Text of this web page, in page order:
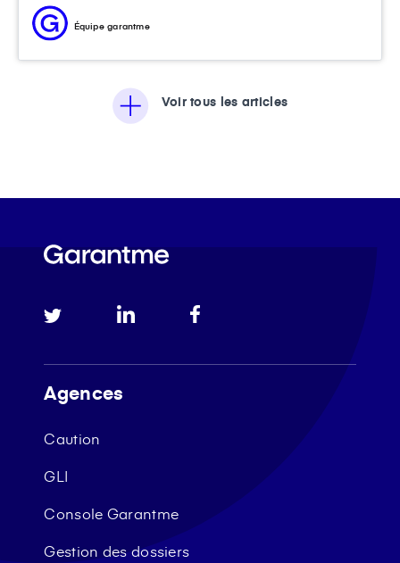
Équipe garantme
Voir tous les articles
Agences
Caution
GLI
Console Garantme
Gestion des dossiers